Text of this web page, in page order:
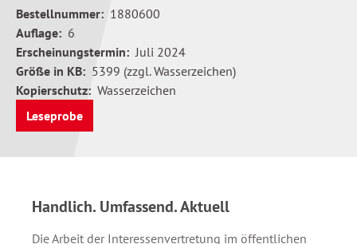
Bestellnummer: 1880600
Auflage: 6
Erscheinungstermin: Juli 2024
Größe in KB: 5399 (zzgl. Wasserzeichen)
Kopierschutz: Wasserzeichen
Leseprobe
Handlich. Umfassend. Aktuell
Die Arbeit der Interessenvertretung im öffentlichen